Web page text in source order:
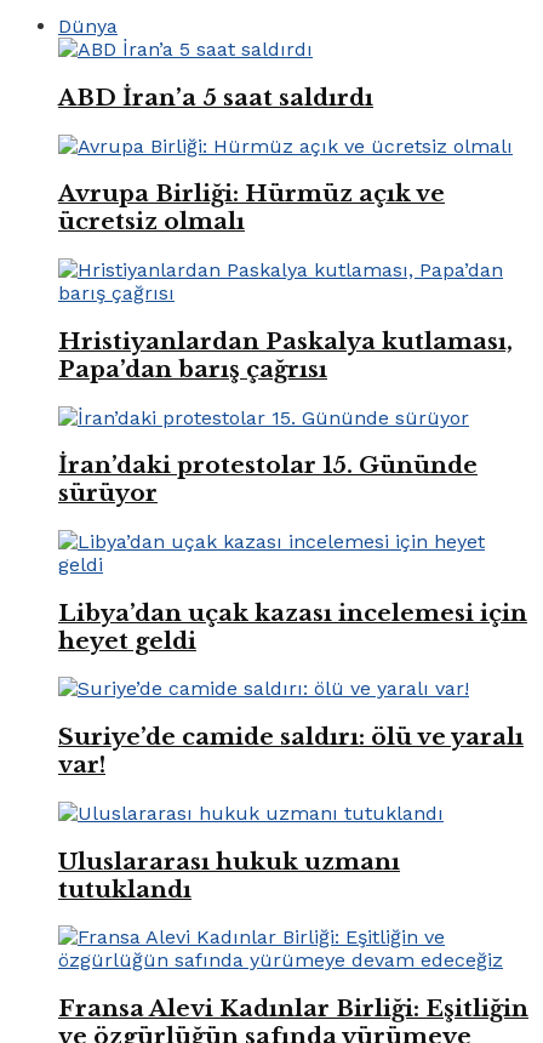
Dünya
ABD İran’a 5 saat saldırdı
Avrupa Birliği: Hürmüz açık ve
ücretsiz olmalı
Hristiyanlardan Paskalya kutlaması,
Papa’dan barış çağrısı
İran’daki protestolar 15. Gününde
sürüyor
Libya’dan uçak kazası incelemesi için
heyet geldi
Suriye’de camide saldırı: ölü ve yaralı
var!
Uluslararası hukuk uzmanı
tutuklandı
Fransa Alevi Kadınlar Birliği: Eşitliğin
ve özgürlüğün safında yürümeye